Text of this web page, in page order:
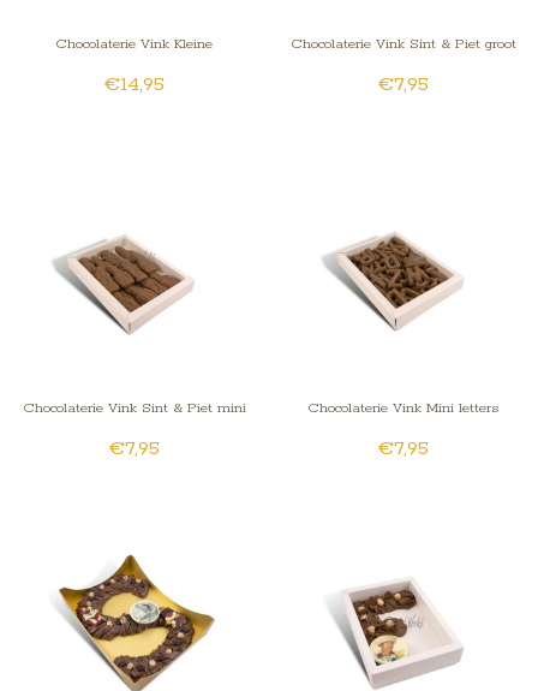
Chocolaterie Vink Kleine
chocoladekaart met foto
€14,95
Chocolaterie Vink Sint & Piet groot
€7,95
Chocolaterie Vink Sint & Piet mini
€7,95
Chocolaterie Vink Mini letters
€7,95